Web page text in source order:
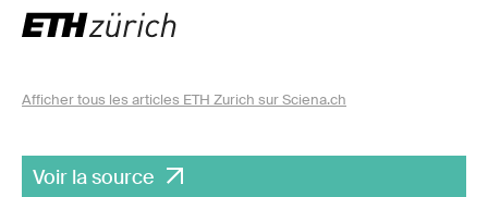
Afficher tous les articles ETH Zurich sur Sciena.ch
Voir la source